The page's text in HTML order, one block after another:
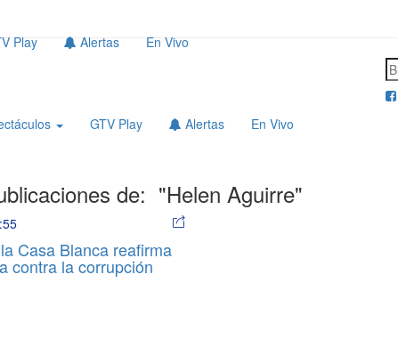
Play Alertas En Vivo
GTV Play Alertas En Vivo
de: "Helen Aguirre"
Casa Blanca reafirma
contra la corrupción